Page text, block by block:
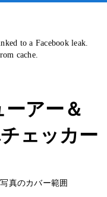
to a Facebook leak.
cache.
ーアー＆
ェッカー
真のカバー範囲